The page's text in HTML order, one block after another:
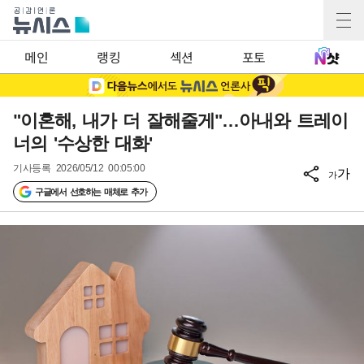
메인 랭킹 섹션 포토
"이혼해, 내가 더 잘해줄게"…아내와 트레이
너의 '수상한 대화'
기사등록 2026/05/12 00:05:00
구글에서 선호하는 매체로 추가
가가